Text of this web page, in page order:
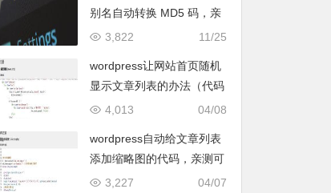
别名自动转换 MD5 码，亲
测有效。
11/25
3,822
wordpress让网站首页随机
显示文章列表的办法（代码
实现）
04/08
4,013
wordpress自动给文章列表
添加缩略图的代码，亲测可
用。
04/07
3,227